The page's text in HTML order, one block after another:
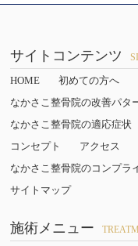
サイトコンテンツ
HOME 初めての方へ
なかさこ整骨院の改善パタ
なかさこ整骨院の適応症状
コンセプト
アクセス
なかさこ整骨院のコンプラ
サイトマップ
施術メニュー